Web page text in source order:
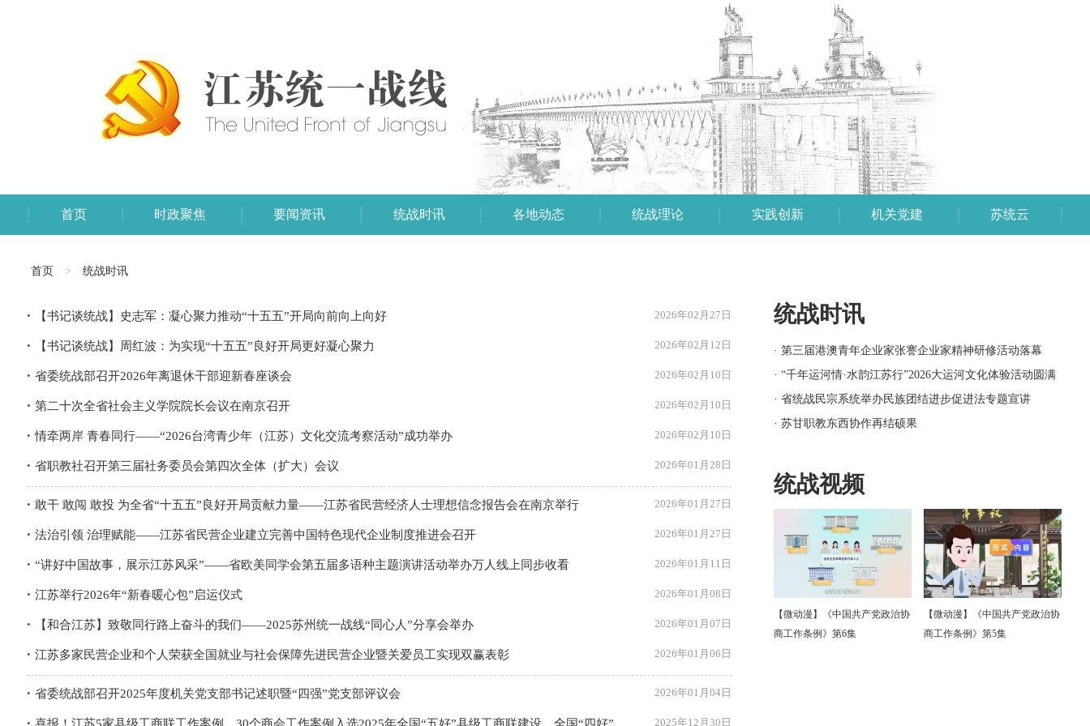
首页 时政聚焦 要闻资讯 统战时讯 各地动态 统战理论 实践创新 机关党建 苏统云
首页 > 统战时讯
【书记谈统战】史志军：凝心聚力推动“十五五”开局向前向上向好 2026年02月27日
【书记谈统战】周红波：为实现“十五五”良好开局更好凝心聚力 2026年02月12日
省委统战部召开2026年离退休干部迎新春座谈会 2026年02月10日
第二十次全省社会主义学院院长会议在南京召开 2026年02月10日
情牵两岸 青春同行——“2026台湾青少年（江苏）文化交流考察活动”成功举办 2026年02月10日
省职教社召开第三届社务委员会第四次全体（扩大）会议 2026年01月28日
敢干 敢闯 敢投 为全省“十五五”良好开局贡献力量——江苏省民营经济人士理想信念报告会在南京举行 2026年01月27日
法治引领 治理赋能——江苏省民营企业建立完善中国特色现代企业制度推进会召开 2026年01月27日
“讲好中国故事，展示江苏风采”——省欧美同学会第五届多语种主题演讲活动举办万人线上同步收看 2026年01月11日
江苏举行2026年“新春暖心包”启运仪式 2026年01月08日
【和合江苏】致敬同行路上奋斗的我们——2025苏州统一战线“同心人”分享会举办 2026年01月07日
江苏多家民营企业和个人荣获全国就业与社会保障先进民营企业暨关爱员工实现双赢表彰 2026年01月06日
省委统战部召开2025年度机关党支部书记述职暨“四强”党支部评议会 2026年01月04日
2025年12月30日
统战时讯
· 第三届港澳青年企业家张謇企业家精神研修活动落幕
· “千年运河情·水韵江苏行”2026大运河文化体验活动圆满
结营
· 省统战民宗系统举办民族团结进步促进法专题宣讲
· 苏甘职教东西协作再结硕果
统战视频
【微动漫】《中国共产党政治协
商工作条例》第6集
【微动漫】《中国共产党政治协
商工作条例》第5集